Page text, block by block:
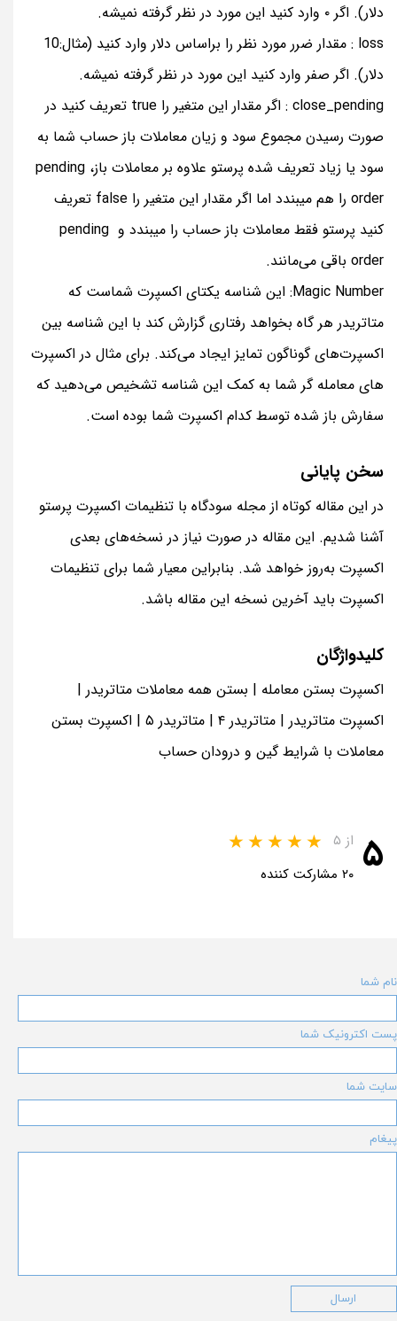
دلار). اگر ۰ وارد کنید این مورد در نظر گرفته نمیشه.
loss : مقدار ضرر مورد نظر را براساس دلار وارد کنید (مثال:10
دلار). اگر صفر وارد کنید این مورد در نظر گرفته نمیشه.
close_pending : اگر مقدار این متغیر را true تعریف کنید در
صورت رسیدن مجموع سود و زیان معاملات باز حساب شما به
سود یا زیاد تعریف شده پرستو علاوه بر معاملات باز، pending
order را هم میبندد اما اگر مقدار این متغیر را false تعریف
کنید پرستو فقط معاملات باز حساب را میبندد و pending
order باقی می‌مانند.
Magic Number: این شناسه یکتای اکسپرت شماست که
متاتریدر هر گاه بخواهد رفتاری گزارش کند با این شناسه بین
اکسپرت‌های گوناگون تمایز ایجاد می‌کند. برای مثال در اکسپرت
های معامله گر شما به کمک این شناسه تشخیص می‌دهید که
سفارش باز شده توسط کدام اکسپرت شما بوده است.
سخن پایانی
در این مقاله کوتاه از مجله سودگاه با تنظیمات اکسپرت پرستو
آشنا شدیم. این مقاله در صورت نیاز در نسخه‌های بعدی
اکسپرت به‌روز خواهد شد. بنابراین معیار شما برای تنظیمات
اکسپرت باید آخرین نسخه این مقاله باشد.
کلیدواژگان
اکسپرت بستن معامله | بستن همه معاملات متاتریدر |
اکسپرت متاتریدر | متاتریدر ۴ | متاتریدر ۵ | اکسپرت بستن
معاملات با شرایط گین و درودان حساب
۵ از ۵
۲۰ مشارکت کننده
نام شما
پست اکترونیک شما
سایت شما
پیغام
ارسال